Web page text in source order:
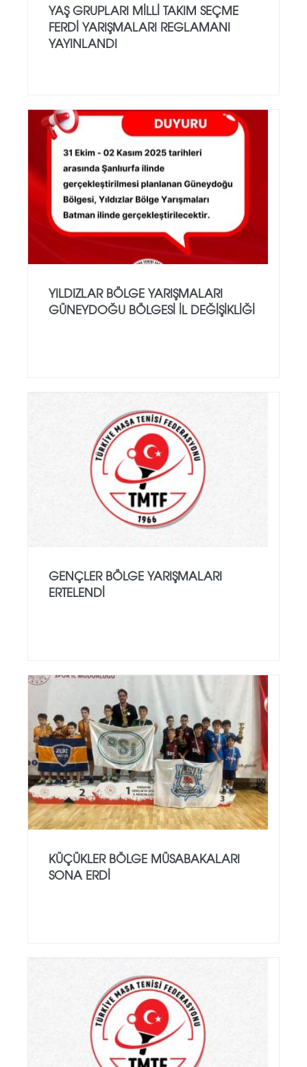
YAŞ GRUPLARI MILLI TAKIM SEÇME
FERDI YARIŞMALARI REGLAMANI
YAYINLANDI
YILDIZLAR BÖLGE YARIŞMALARI
GÜNEYDOĞU BÖLGESI İL DEĞIŞIKLIĞI
GENÇLER BÖLGE YARIŞMALARI
ERTELENDI
KÜÇÜKLER BÖLGE MÜSABAKALARI
SONA ERDİ